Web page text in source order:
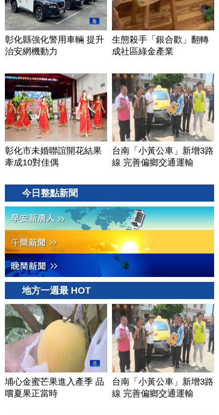
彰化縣強化警用車輛 提升
治安網機動力
生態殺手「銀合歡」翻轉
成社區綠金產業
彰化市未婚聯誼開花結果
牽成10對佳偶
台南「小黃公車」新增3路
線 完善偏鄉交通運輸
今日整點新聞
地方一週最 HOT
埔心金蜜芒果進入產季 品
嚐夏果正當時
台南「小黃公車」新增3路
線 完善偏鄉交通運輸